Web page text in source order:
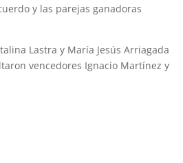
y las parejas ganadoras
Lastra y María Jesús Arriagada
vencedores Ignacio Martínez y